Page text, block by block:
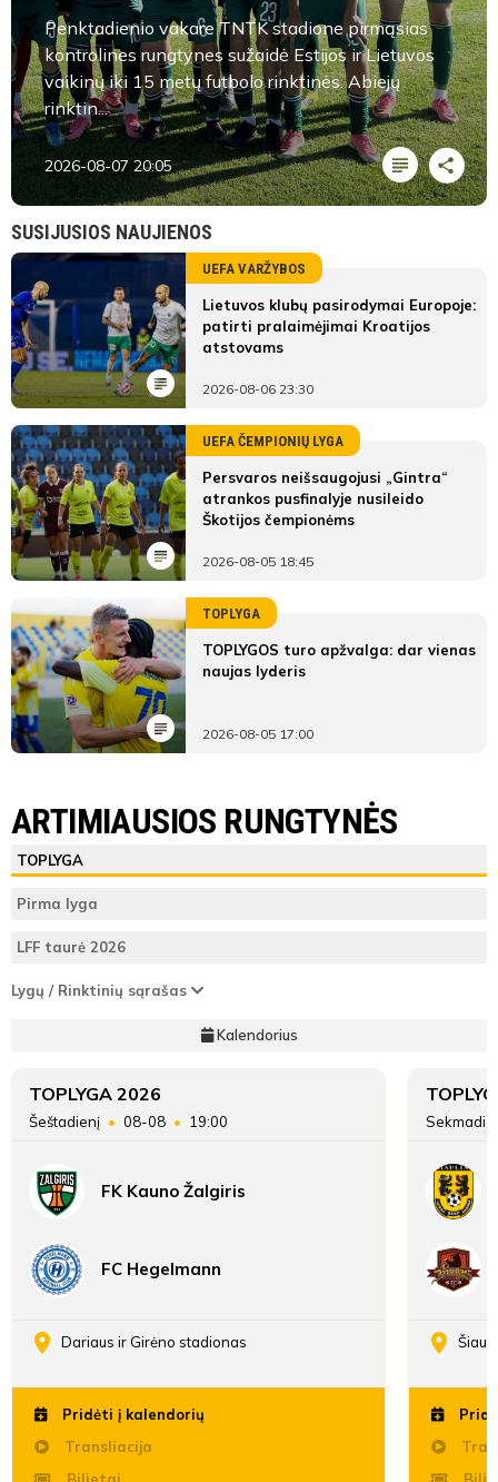
Penktadienio vakare TNTK stadione pirmąsias
kontrolines rungtynes sužaidė Estijos ir Lietuvos
vaikinų iki 15 metų futbolo rinktinės. Abiejų
rinktin...
2026-08-07 20:05
SUSIJUSIOS NAUJIENOS
UEFA VARŽYBOS
Lietuvos klubų pasirodymai Europoje:
patirti pralaimėjimai Kroatijos
atstovams
2026-08-06 23:30
UEFA ČEMPIONIŲ LYGA
Persvaros neišsaugojusi „Gintra“
atrankos pusfinalyje nusileido
Škotijos čempionėms
2026-08-05 18:45
TOPLYGA
TOPLYGOS turo apžvalga: dar vienas
naujas lyderis
2026-08-05 17:00
ARTIMIAUSIOS RUNGTYNĖS
TOPLYGA
Pirma lyga
LFF taurė 2026
Lygų / Rinktinių sąrašas
Kalendorius
TOPLYGA 2026
Šeštadienį 08-08 19:00
FK Kauno Žalgiris
FC Hegelmann
Dariaus ir Girėno stadionas
Pridėti į kalendorių
Transliacija